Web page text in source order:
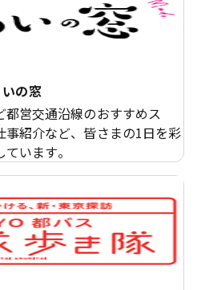
の窓
営交通沿線のおすすめス
紹介など、皆さまの1日を彩
います。